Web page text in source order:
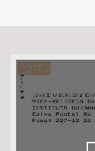
Bioma / Bacia
Tema
Subtema